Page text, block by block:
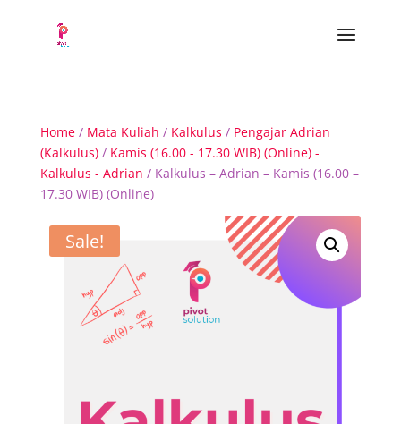
Home/ Mata Kuliah / Kalkulus / Pengajar Adrian
(Kalkulus)/ Kamis (16.00 - 17.30 WIB) (Online) -
Kalkulus - Adrian / Kalkulus – Adrian – Kamis (16.00 –
17.30 WIB) (Online)
Sale!